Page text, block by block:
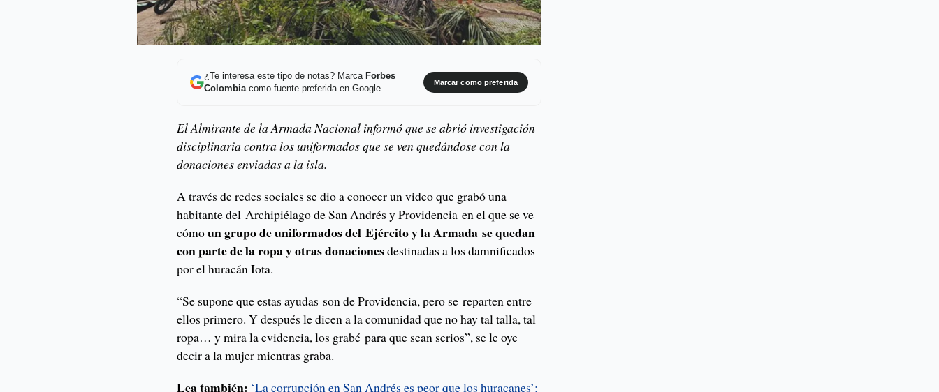
¿Te interesa este tipo de notas? Marca Forbes
Colombiacomo fuente preferida en Google.
Marcar como preferida
El Almirante de la Armada Nacional informó que se abrió investigación
disciplinaria contra los uniformados que se ven quedándose con la
donaciones enviadas a la isla.
A través de redes sociales se dio a conocer un video que grabó una
habitante del Archipiélago de San Andrés y Providencia en el que se ve
cómoun grupo de uniformados del Ejército y la Armada se quedan
con parte de la ropa y otras donacionesdestinadas a los damnificados
por el huracán Iota.
“Se supone que estas ayudas son de Providencia, pero se reparten entre
ellos primero. Y después le dicen a la comunidad que no hay tal talla, tal
ropa… y mira la evidencia, los grabé para que sean serios”, se le oye
decir a la mujer mientras graba.
Lea también: ‘La corrupción en San Andrés es peor que los huracanes’: